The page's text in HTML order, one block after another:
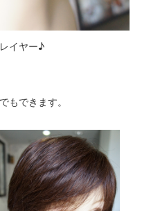
イヤー♪
もできます。